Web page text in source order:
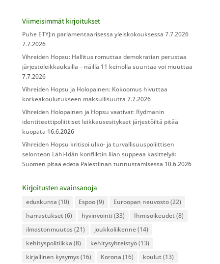
Viimeisimmät kirjoitukset
Puhe ETYJ:n parlamentaarisessa yleiskokouksessa 7.7.2026
7.7.2026
Vihreiden Hopsu: Hallitus romuttaa demokratian perustaa
järjestöleikkauksilla – näillä 11 keinolla suuntaa voi muuttaa
7.7.2026
Vihreiden Hopsu ja Holopainen: Kokoomus hivuttaa
korkeakoulutukseen maksullisuutta 7.7.2026
Vihreiden Holopainen ja Hopsu vaativat: Rydmanin
identiteettipoliittiset leikkausesitykset järjestöiltä pitää
kuopata 16.6.2026
Vihreiden Hopsu kritisoi ulko- ja turvallisuuspoliittisen
selonteon Lähi-Idän konfliktin liian suppeaa käsittelyä:
Suomen pitää edetä Palestiinan tunnustamisessa 10.6.2026
Kirjoitusten avainsanoja
eduskunta (10) Espoo(9) Euroopan neuvosto(22)
harrastukset (6) hyvinvointi(33) Ihmisoikeudet (8)
ilmastonmuutos(21) joukkoliikenne(14)
kehityspolitiikka (8) kehitysyhteistyö(13)
kirjallinen kysymys(16) Korona (16) koulut (13)